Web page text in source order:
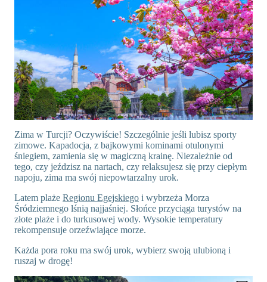
Zima w Turcji? Oczywiście! Szczególnie jeśli lubisz sporty
zimowe. Kapadocja, z bajkowymi kominami otulonymi
śniegiem, zamienia się w magiczną krainę. Niezależnie od
tego, czy jeździsz na nartach, czy relaksujesz się przy ciepłym
napoju, zima ma swój niepowtarzalny urok.
Latem plaże Regionu Egejskiego i wybrzeża Morza
Śródziemnego lśnią najjaśniej. Słońce przyciąga turystów na
złote plaże i do turkusowej wody. Wysokie temperatury
rekompensuje orzeźwiające morze.
Każda pora roku ma swój urok, wybierz swoją ulubioną i
ruszaj w drogę!